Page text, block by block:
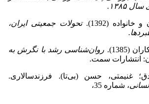
۱۳۸۵.
(1392).
تحولات جمعیتی ایران،
(1385).
روان‌شناسی رشد با نگرش به
انتشارات سمت.
غنیمتی، حسن (بی‌‌تا). فرزندسالاری.
، شماره 35،